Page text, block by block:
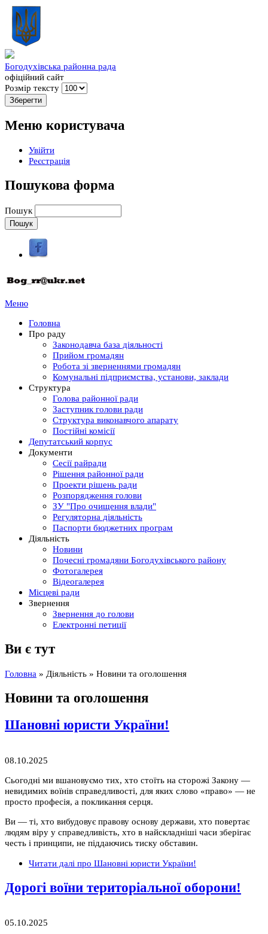
Богодухівська районна рада
офіційний сайт
Розмір тексту
Меню користувача
Увійти
Реєстрація
Пошукова форма
Пошук
Меню
Головна
Про раду
Законодавча база діяльності
Прийом громадян
Робота зі зверненнями громадян
Комунальні підприємства, установи, заклади
Структура
Голова районної ради
Заступник голови ради
Структура виконавчого апарату
Постійні комісії
Депутатський корпус
Документи
Сесії райради
Рішення районної ради
Проекти рішень ради
Розпорядження голови
ЗУ "Про очищення влади"
Регуляторна діяльність
Паспорти бюджетних програм
Діяльність
Новини
Почесні громадяни Богодухівського району
Фотогалерея
Відеогалерея
Місцеві ради
Звернення
Звернення до голови
Електронні петиції
Ви є тут
Головна » Діяльність » Новини та оголошення
Новини та оголошення
Шановні юристи України!
08.10.2025
Сьогодні ми вшановуємо тих, хто стоїть на сторожі Закону —
невидимих воїнів справедливості, для яких слово «право» — не
просто професія, а покликання серця.
Ви — ті, хто вибудовує правову основу держави, хто повертає
людям віру у справедливість, хто в найскладніші часи зберігає
честь і принципи, не піддаючись тиску обставин.
Читати далі про Шановні юристи України!
Дорогі воїни територіальної оборони!
05.10.2025